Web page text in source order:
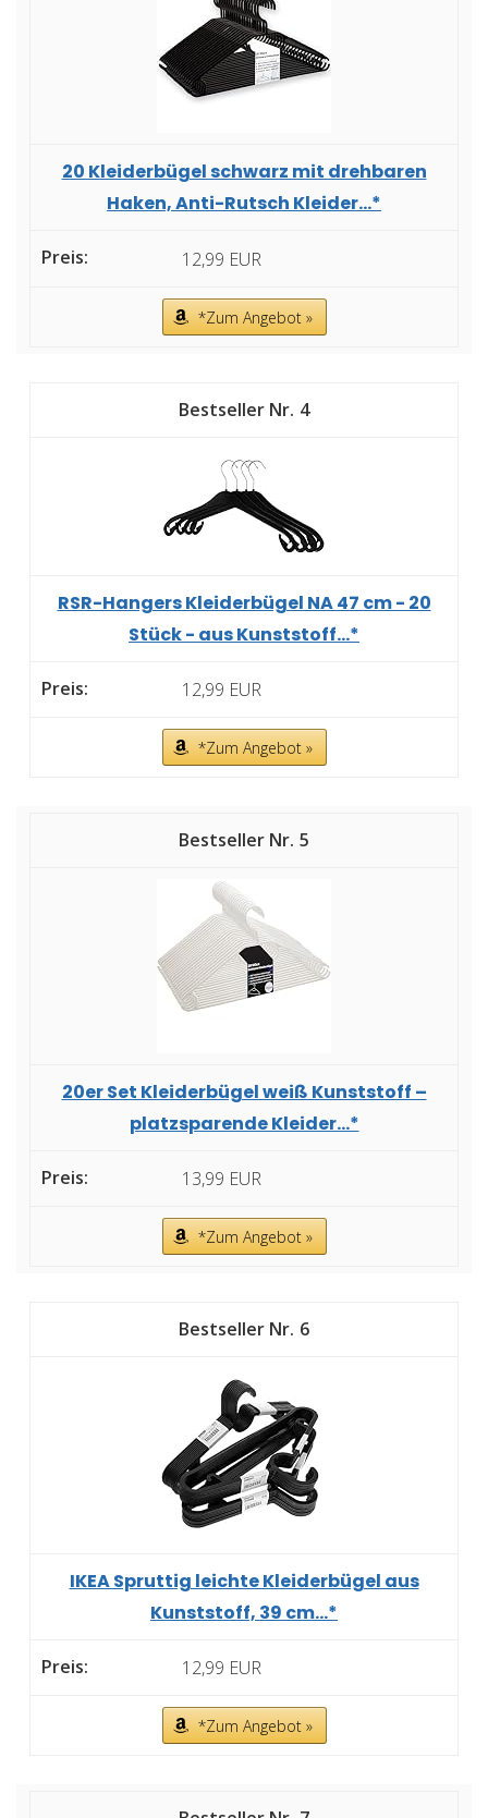
20 Kleiderbügel schwarz mit drehbaren
Haken, Anti-Rutsch Kleider...*
12,99 EUR
*Zum Angebot »
4
RSR-Hangers Kleiderbügel NA 47 cm - 20
Stück - aus Kunststoff...*
12,99 EUR
*Zum Angebot »
5
20er Set Kleiderbügel weiß Kunststoff –
platzsparende Kleider...*
13,99 EUR
*Zum Angebot »
6
IKEA Spruttig leichte Kleiderbügel aus
Kunststoff, 39 cm...*
12,99 EUR
*Zum Angebot »